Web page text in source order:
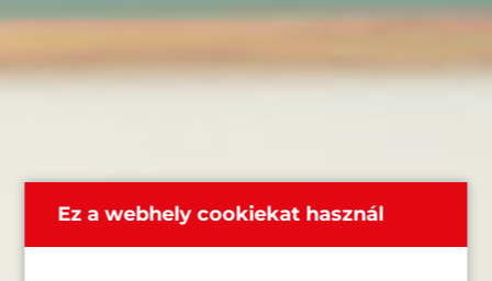
Ez a webhely cookiekat használ